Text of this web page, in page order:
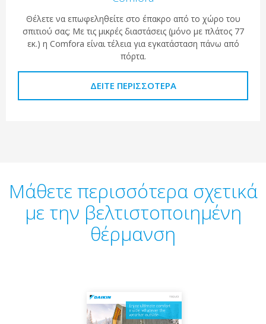
Θέλετε να επωφεληθείτε στο έπακρο από το χώρο του
σπιτιού σας; Με τις μικρές διαστάσεις (μόνο με πλάτος 77
εκ.) η Comfora είναι τέλεια για εγκατάσταση πάνω από
πόρτα.
ΔΕΊΤΕ ΠΕΡΙΣΣΌΤΕΡΑ
Μάθετε περισσότερα σχετικά
με την βελτιστοποιημένη
θέρμανση